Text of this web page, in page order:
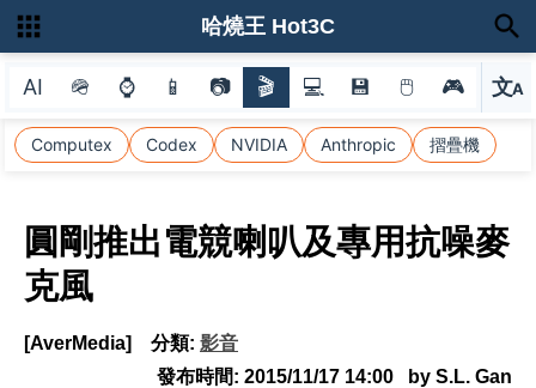
AI 🪖 ⌚ 📱 📷 🎬 💻 💾 🖱 🎮 文A
選
Computex Codex NVIDIA Anthropic 摺疊機
哈燒王 Hot3C
圓剛推出電競喇叭及專用抗噪麥
克風
[AverMedia] 分類: 影音
發布時間: 2015/11/17 14:00 by S.L. Gan